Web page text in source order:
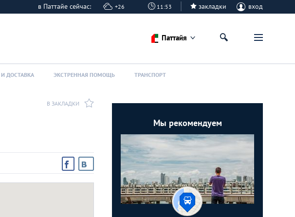
в Паттайе сейчас: +26 11:53 закладки вход
Паттайя
ДОСТАВКА ЭКСТРЕННАЯ ПОМОЩЬ ТРАНСПОРТ
В ЗАКЛАДКИ
Мы рекомендуем